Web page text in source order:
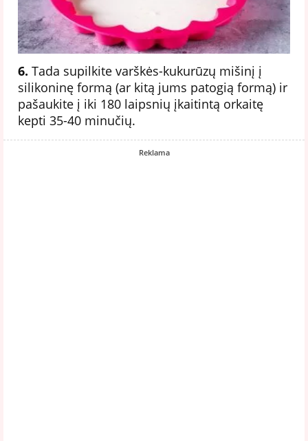
6. Tada supilkite varškės-kukurūzų mišinį į
silikoninę formą (ar kitą jums patogią formą) ir
pašaukite į iki 180 laipsnių įkaitintą orkaitę
kepti 35-40 minučių.
Reklama